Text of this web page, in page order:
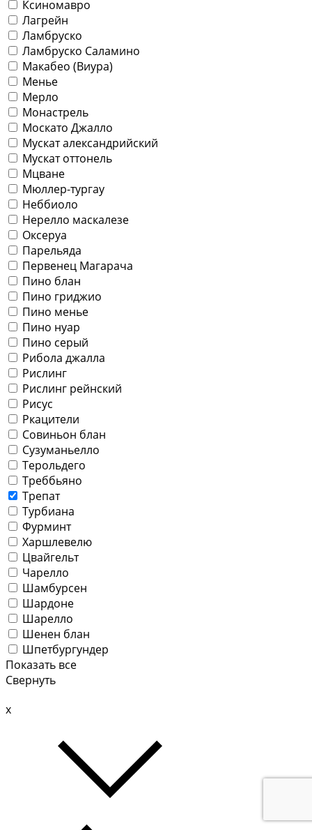
Ксиномавро
Лагрейн
Ламбруско
Ламбруско Саламино
Макабео (Виура)
Менье
Мерло
Монастрель
Москато Джалло
Мускат александрийский
Мускат оттонель
Мцване
Мюллер-тургау
Неббиоло
Нерелло маскалезе
Оксеруа
Парельяда
Первенец Магарача
Пино блан
Пино гриджио
Пино менье
Пино нуар
Пино серый
Рибола джалла
Рислинг
Рислинг рейнский
Рисус
Ркацители
Совиньон блан
Сузуманьелло
Терольдего
Треббьяно
Трепат
Турбиана
Фурминт
Харшлевелю
Цвайгельт
Чарелло
Шамбурсен
Шардоне
Шарелло
Шенен блан
Шпетбургундер
Показать все
Свернуть
x